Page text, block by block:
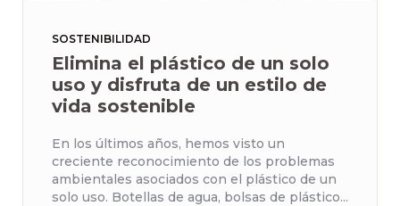
SOSTENIBILIDAD
Elimina el plástico de un solo
uso y disfruta de un estilo de
vida sostenible
En los últimos años, hemos visto un
creciente reconocimiento de los problemas
ambientales asociados con el plástico de un
solo uso. Botellas de agua, bolsas de plástico...